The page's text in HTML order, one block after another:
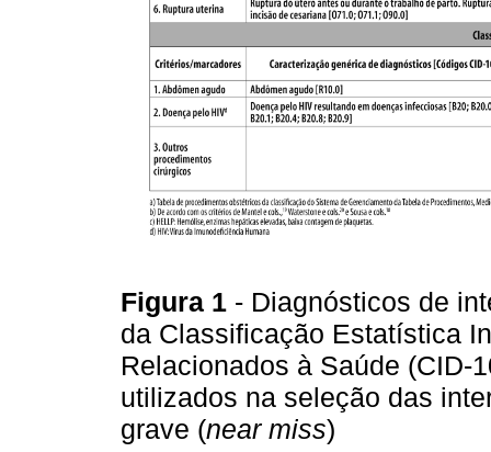
Figura 1 - Diagnósticos de
da Classificação Estatística
Relacionados à Saúde (CID-
utilizados na seleção das
grave (near miss)